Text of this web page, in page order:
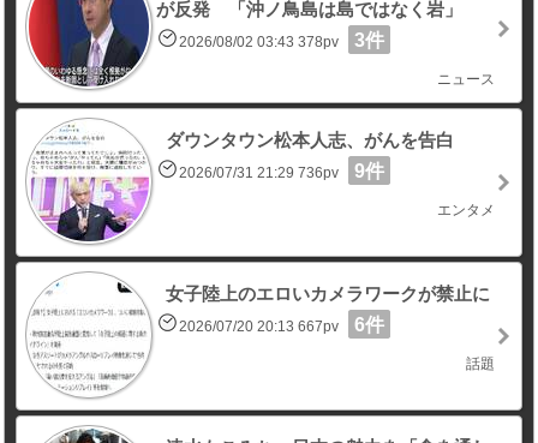
が反発 「沖ノ鳥島は島ではなく岩」
2026/08/02 03:43 378pv 3件
ニュース
ダウンタウン松本人志、がんを告白
2026/07/31 21:29 736pv 9件
エンタメ
女子陸上のエロいカメラワークが禁止に
2026/07/20 20:13 667pv 6件
話題